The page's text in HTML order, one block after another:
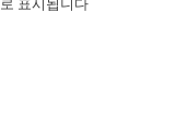
로 표시됩니다